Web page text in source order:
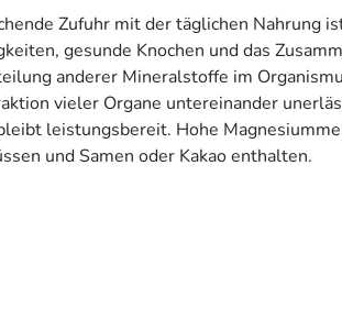
Zufuhr mit der täglichen Nahrung
gesunde Knochen und das
anderer Mineralstoffe im
vieler Organe untereinander
leistungsbereit. Hohe
und Samen oder Kakao enthalten.